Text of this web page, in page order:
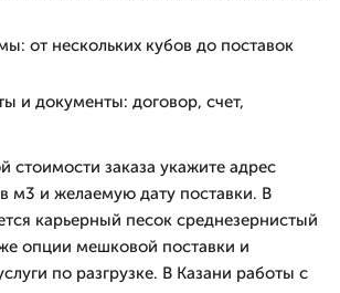
от нескольких кубов до поставок
и документы: договор, счет,
стоимости заказа укажите адрес
м3 и желаемую дату поставки. В
карьерный песок среднезернистый
опции мешковой поставки и
по разгрузке. В Казани работы с